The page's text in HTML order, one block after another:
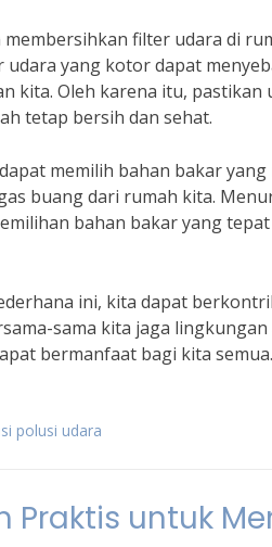
filter udara di
udara yang kotor dapat
kita. Oleh karena itu,
tetap bersih dan sehat.
memilih bahan bakar
buang dari rumah kita.
bahan bakar yang
ini, kita dapat
sama kita jaga
bermanfaat bagi kita semua.
polusi udara
Praktis untuk